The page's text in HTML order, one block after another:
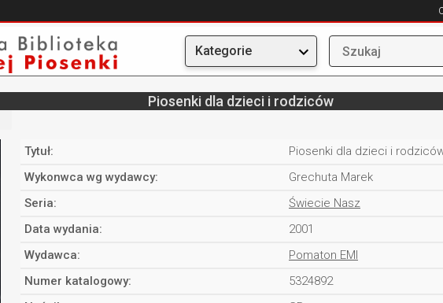
Kategorie
Piosenki dla dzieci i rodziców
Tytuł:
Piosenki dla dzieci i
Wykonwca wg wydawcy:
Grechuta Marek
Seria:
Świecie Nasz
Data wydania:
2001
Wydawca:
Pomaton EMI
Numer katalogowy:
5324892